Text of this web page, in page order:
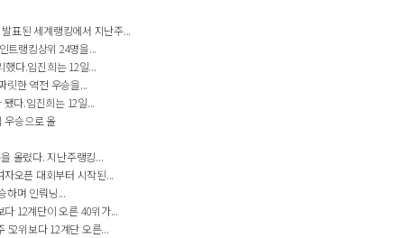
표된 세계랭킹에서 지난주...
트랭킹상위 24명을...
했다.임진희는 12일...
릿한 역전 우승을...
다.임진희는 12일...
우승으로 올
올렸다. 지난주랭킹...
오픈 대회부터 시작된...
하며 인뤄닝...
12계단이 오른 40위가...
52위보다 12계단 오른...